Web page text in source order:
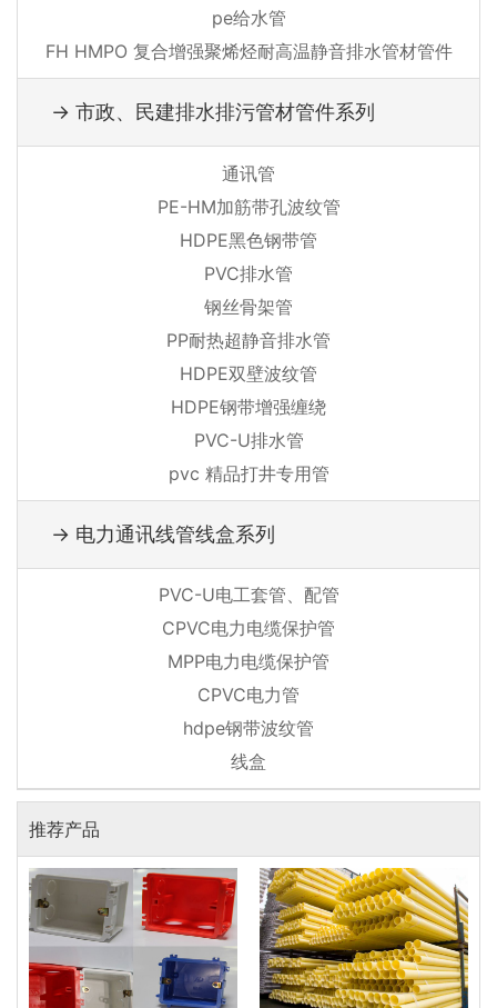
pe给水管
FH HMPO 复合增强聚烯烃耐高温静音排水管材管件
→ 市政、民建排水排污管材管件系列
通讯管
PE-HM加筋带孔波纹管
HDPE黑色钢带管
PVC排水管
钢丝骨架管
PP耐热超静音排水管
HDPE双壁波纹管
HDPE钢带增强缠绕
PVC-U排水管
pvc 精品打井专用管
→ 电力通讯线管线盒系列
PVC-U电工套管、配管
CPVC电力电缆保护管
MPP电力电缆保护管
CPVC电力管
hdpe钢带波纹管
线盒
推荐产品